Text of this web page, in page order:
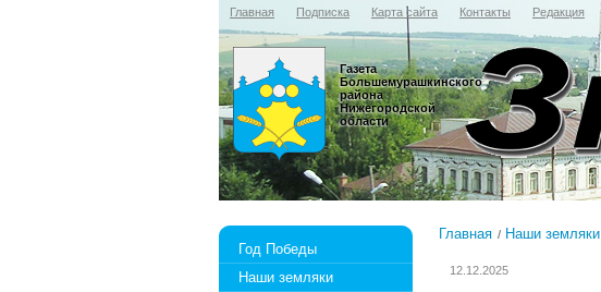
Главная Подписка Карта сайта Контакты Редакция
Газета
Большемурашкинского
района
Нижегородской
области
Год Победы
Наши земляки
Главная Наши земляки
12.12.2025